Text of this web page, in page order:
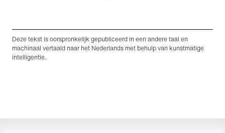
Deze tekst is oorspronkelijk gepubliceerd in een andere taal en
machinaal vertaald naar het Nederlands met behulp van kunstmatige
intelligentie.